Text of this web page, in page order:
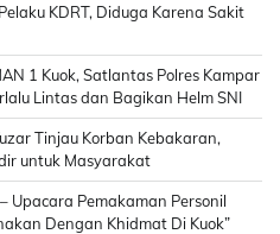
KDRT, Diduga Karena Sakit
1 Kuok, Satlantas Polres Kampar
Lintas dan Bagikan Helm SNI
Tinjau Korban Kebakaran,
untuk Masyarakat
Upacara Pemakaman Personil
Dengan Khidmat Di Kuok”